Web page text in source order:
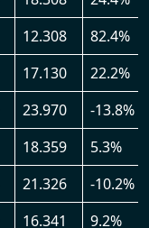
12.308
82.4%
17.130
22.2%
23.970
-13.8%
18.359
5.3%
21.326
-10.2%
16.341 9.2%